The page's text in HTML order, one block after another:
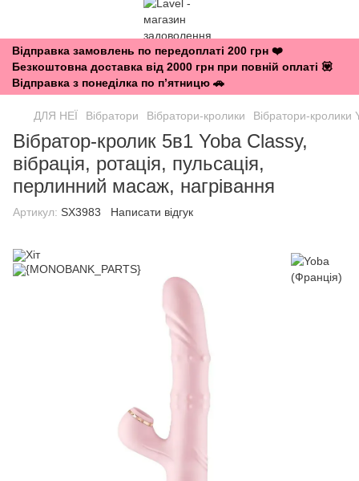
Відправка замовлень по передоплаті 200 грн ❤️
Безкоштовна доставка від 2000 грн при повній оплаті 💟
Відправка з понеділка по п’ятницю 🚗
ДЛЯ НЕЇ Вібратори Вібратори-кролики Вібратори-кролики
Вібратор-кролик 5в1 Yoba Classy, ​​
вібрація, ротація, пульсація,
перлинний масаж, нагрівання
Артикул: SX3983 Написати відгук